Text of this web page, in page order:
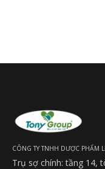
CÔNG TY TNHH DƯỢC PHẨM
Trụ sợ chính: tầng 14,